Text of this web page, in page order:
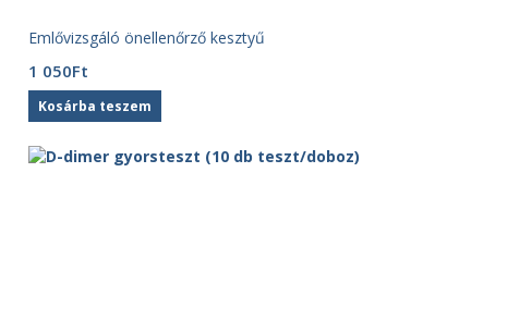
Emlővizsgáló önellenőrző kesztyű
1 050Ft
Kosárba teszem